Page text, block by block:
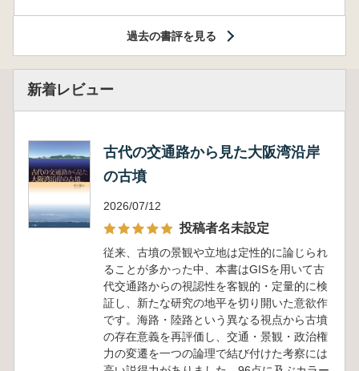
過去の書評を見る
新着レビュー
古代の交通路から見た大阪湾沿岸
の古墳
2026/07/12
投稿者名未設定
従来、古墳の景観や立地は定性的に論じられ
ることが多かった中、本書はGISを用いて古
代交通路からの視認性を客観的・定量的に検
証し、新たな研究の地平を切り開いた意欲作
です。海路・陸路という異なる視点から古墳
の存在意義を再評価し、交通・景観・政治権
力の変遷を一つの論理で結び付けた考察には